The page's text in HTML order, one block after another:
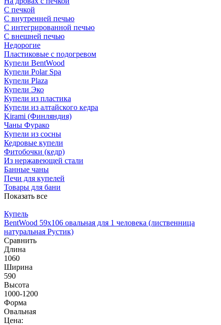
С печкой
С внутренней печью
С интегрированной печью
С внешней печью
Недорогие
Пластиковые с подогревом
Купели BentWood
Купели Polar Spa
Купели Plaza
Купели Эко
Купели из пластика
Купели из алтайского кедра
Kirami (Финляндия)
Чаны Фурако
Купели из сосны
Кедровые купели
Фитобочки (кедр)
Из нержавеющей стали
Банные чаны
Печи для купелей
Товары для бани
Показать все
Купель
BentWood 59х106 овальная для 1 человека (лиственница
натуральная Рустик)
Сравнить
Длина
1060
Ширина
590
Высота
1000-1200
Форма
Овальная
Цена: